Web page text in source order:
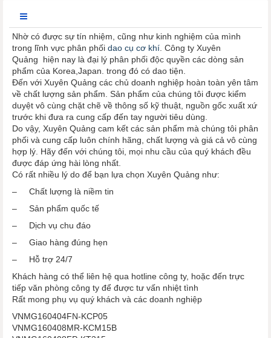
Nhờ có được sự tín nhiệm, cũng như kinh nghiệm của mình
trong lĩnh vực phân phối dao cụ cơ khí. Công ty Xuyên
Quảng hiện nay là đại lý phân phối độc quyền các dòng sản
phẩm của Korea,Japan. trong đó có dao tiện.
Đến với Xuyên Quảng các chủ doanh nghiệp hoàn toàn yên tâm
về chất lượng sản phẩm. Sản phẩm của chúng tôi được kiểm
duyệt vô cùng chặt chẽ về thông số kỹ thuật, nguồn gốc xuất xứ
trước khi đưa ra cung cấp đến tay người tiêu dùng.
Do vậy, Xuyên Quảng cam kết các sản phẩm mà chúng tôi phân
phối và cung cấp luôn chính hãng, chất lượng và giá cả vô cùng
hợp lý. Hãy đến với chúng tôi, mọi nhu cầu của quý khách đều
được đáp ứng hài lòng nhất.
Có rất nhiều lý do để bạn lựa chọn Xuyên Quảng như:
– Chất lượng là niềm tin
– Sản phẩm quốc tế
– Dịch vụ chu đáo
– Giao hàng đúng hẹn
– Hỗ trợ 24/7
Khách hàng có thể liên hệ qua hotline công ty, hoặc đến trực
tiếp văn phòng công ty để được tư vấn nhiệt tình
Rất mong phụ vụ quý khách và các doanh nghiệp
VNMG160404FN-KCP05
VNMG160408MR-KCM15B